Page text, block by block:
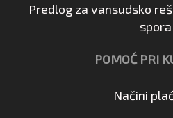
Predlog za vansudsko
spora
POMOĆ PRI
Načini